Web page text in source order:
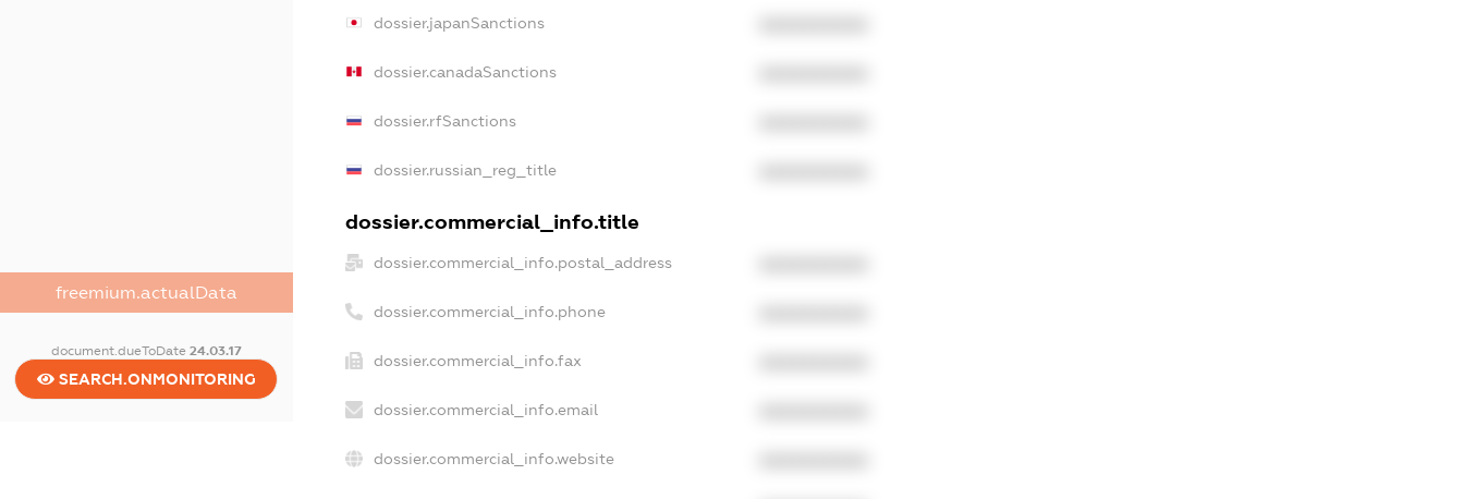
freemium.actualData
document.dueToDate 24.03.17
SEARCH.ONMONITORING
dossier.japanSanctions
dossier.canadaSanctions
dossier.rfSanctions
dossier.russian_reg_title
dossier.commercial_info.title
dossier.commercial_info.postal_address
dossier.commercial_info.phone
dossier.commercial_info.fax
dossier.commercial_info.email
dossier.commercial_info.website